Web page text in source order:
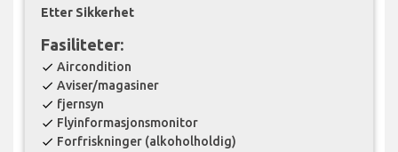
Etter Sikkerhet
Fasiliteter:
check Aircondition
check Aviser/magasiner
check fjernsyn
check Flyinformasjonsmonitor
check Forfriskninger (alkoholholdig)